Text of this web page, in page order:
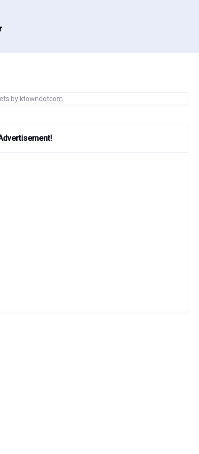
by ktowndotcom